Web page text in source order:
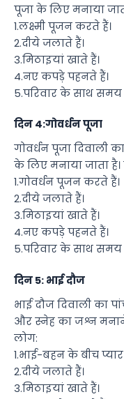
पूजा के लिए मनाया
1.लक्ष्मी पूजन करते हैं।
2.दीये जलाते हैं।
3.मिठाइयां खाते हैं।
4.नए कपड़े पहनते हैं।
5.परिवार के साथ समय
दिन 4:गोवर्धन पूजा
गोवर्धन पूजा दिवाली
के लिए मनाया जाता
1.गोवर्धन पूजन करते हैं।
2.दीये जलाते हैं।
3.मिठाइयां खाते हैं।
4.नए कपड़े पहनते हैं।
5.परिवार के साथ समय
दिन 5: भाई दौज
भाई दौज दिवाली का
और स्नेह का जश्न
लोग:
1.भाई-बहन के बीच
2.दीये जलाते हैं।
3.मिठाइयां खाते हैं।